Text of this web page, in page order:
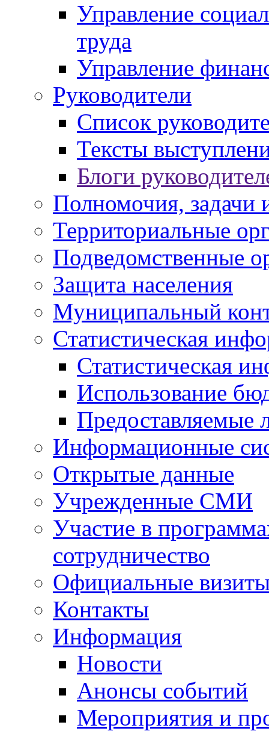
Управление
труда
Управление
Руководители
Список
Тексты
Блоги
Полномочия, задачи
Территориальные
Подведомственные
Защита населения
Муниципальный
Статистическая
Статистическая
Использование
Предоставляемые
Информационные
Открытые данные
Учрежденные СМИ
Участие в
сотрудничество
Официальные
Контакты
Информация
Новости
Анонсы событий
Мероприятия и